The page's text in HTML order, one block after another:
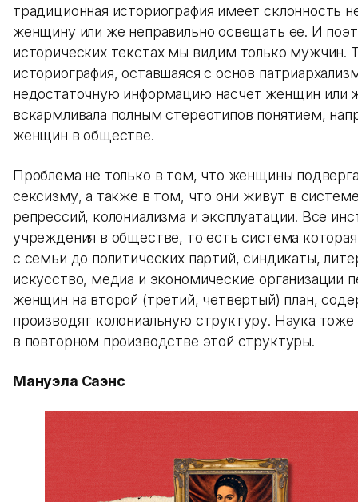
традиционная историография имеет склонность
женщину или же неправильно освещать ее. И
исторических текстах мы видим только мужчин.
историография, оставшаяся с основ
недостаточную информацию насчет женщин или
вскармливала полным стереотипов понятием,
женщин в обществе.
Проблема не только в том, что женщины
сексизму, а также в том, что они живут в
репрессий, колониализма и эксплуатации. Все
учреждения в обществе, то есть система которая
с семьи до политических партий, синдикаты,
искусство, медиа и экономические организации
женщин на второй (третий, четвертый) план,
производят колониальную структуру. Наука тоже
в повторном производстве этой структуры.
Мануэла Саэнс